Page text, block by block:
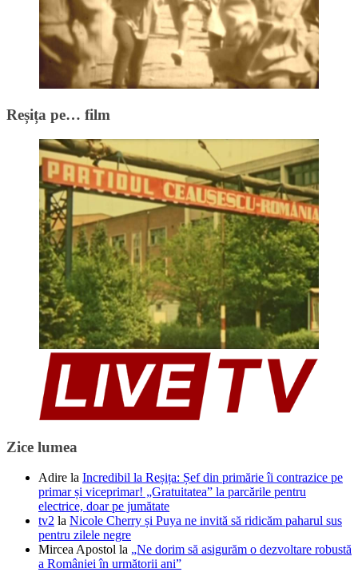
Reșița pe… film
Zice lumea
Adire la Incredibil la Reșița: Șef din primărie îi contrazice pe
primar și viceprimar! „Gratuitatea” la parcările pentru
electrice, doar pe jumătate
tv2 la Nicole Cherry și Puya ne invită să ridicăm paharul sus
pentru zilele negre
Mircea Apostol la „Ne dorim să asigurăm o dezvoltare robustă
a României în următorii ani”